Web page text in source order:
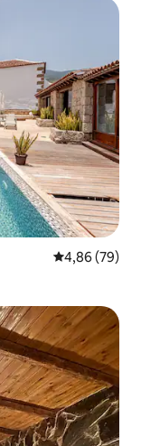
Évaluation
4,86 (79)